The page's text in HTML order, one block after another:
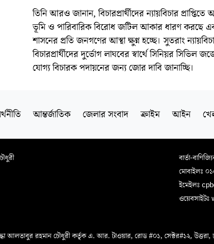
তিনি আরও জানান, বিচারপ্রার্থীদের ন্যায়বিচার
ভূমি ও পারিবারিক বিরোধ জটিল আকার ধারণ করছে
শাসনের প্রতি জনগণের আস্থা ক্ষুণ্ন হচ্ছে। সুতরাং
বিচারপ্রার্থীদের দুর্ভোগ লাঘবের স্বার্থে সিনিয়র
যোগ্য বিচারক পদায়নের জন্য জোর দাবি জানাচ্ছি।
আন্তর্জাতিক জেলার সংবাদ ক্রাইম আইন
বার্তা-
মোবাইলঃ
ইমেইলঃ
আলতাবুর রহমান চৌধুরী কর্তৃক এ. আর. টাওয়ার, রোড #০১, সেক্টর#১২, উত্তরা,